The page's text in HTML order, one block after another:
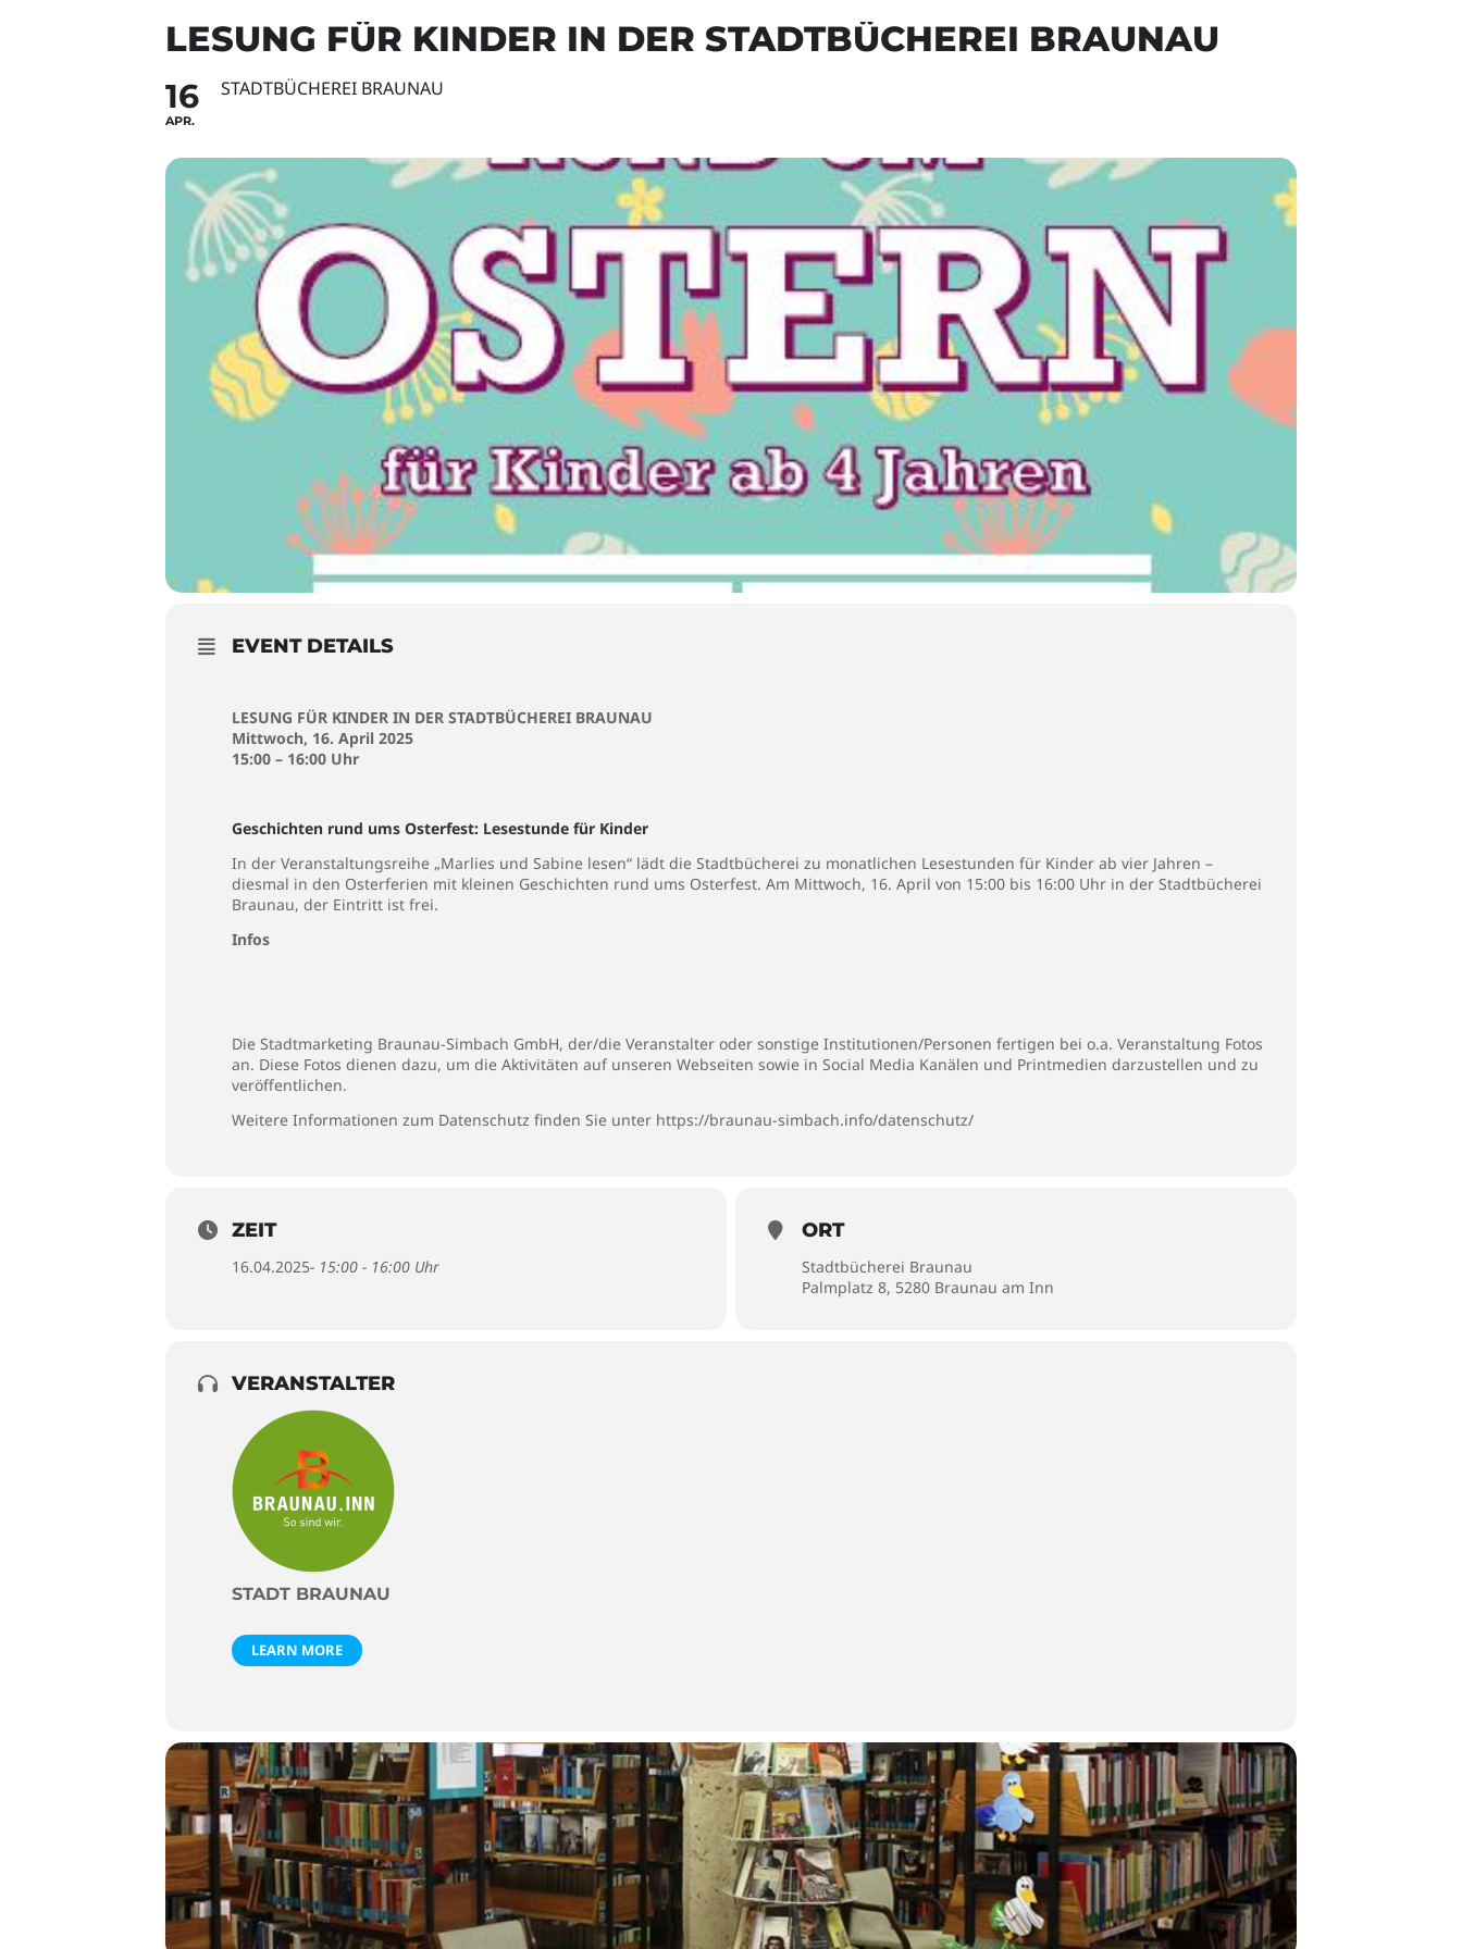
LESUNG FÜR KINDER IN DER STADTBÜCHEREI BRAUNAU
16
APR.
STADTBÜCHEREI BRAUNAU
EVENT DETAILS
LESUNG FÜR KINDER IN DER STADTBÜCHEREI BRAUNAU
Mittwoch, 16. April 2025
15:00 – 16:00 Uhr
Geschichten rund ums Osterfest: Lesestunde für Kinder
In der Veranstaltungsreihe „Marlies und Sabine lesen“ lädt die Stadtbücherei zu monatlichen Lesestunden für Kinder ab vier Jahren –
diesmal in den Osterferien mit kleinen Geschichten rund ums Osterfest. Am Mittwoch, 16. April von 15:00 bis 16:00 Uhr in der Stadtbücherei
Braunau, der Eintritt ist frei.
Infos
Die Stadtmarketing Braunau-Simbach GmbH, der/die Veranstalter oder sonstige Institutionen/Personen fertigen bei o.a. Veranstaltung Fotos
an. Diese Fotos dienen dazu, um die Aktivitäten auf unseren Webseiten sowie in Social Media Kanälen und Printmedien darzustellen und zu
veröffentlichen.
Weitere Informationen zum Datenschutz finden Sie unter https://braunau-simbach.info/datenschutz/
ZEIT
16.04.2025- 15:00 - 16:00 Uhr
ORT
Stadtbücherei Braunau
Palmplatz 8, 5280 Braunau am Inn
VERANSTALTER
STADT BRAUNAU
LEARN MORE